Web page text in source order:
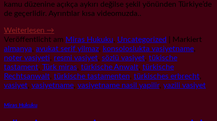
kamu düzenine açıkça aykırı değilse şekil yönünden Türkiye’de
de geçerlidir. Ayrıntılar kısa videomuzda..
Weiterlesen →
Veröffentlicht am Miras Hukuku, Uncategorized
Markiert
almanya, avukat serif yilmaz, konsoloslukta vasiyetname,
noter vasiyeti, resmi vasiyet, sözlü vasiyet, tükische
tastament, Türk miras, türkische Anwalt, türkische
Rechtsanwalt, türkische tastamenten, türkisches erbrecht,
vasiyet, vasiyetname, vasiyetname nasil yapilir, yazili vasiyet
Miras Hukuku